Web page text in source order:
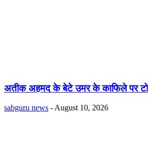
अतीक अहमद के बेटे उमर के काफिले पर
sabguru news - August 10, 2026